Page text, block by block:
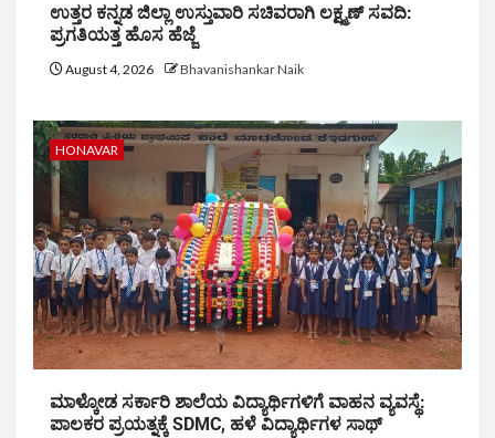
ಉತ್ತರ ಕನ್ನಡ ಜಿಲ್ಲಾ ಉಸ್ತುವಾರಿ ಸಚಿವರಾಗಿ ಲಕ್ಷ್ಮಣ್ ಸವದಿ:
ಪ್ರಗತಿಯತ್ತ ಹೊಸ ಹೆಜ್ಜೆ
August 4, 2026 Bhavanishankar Naik
HONAVAR
ಮಾಳ್ಕೋಡ ಸರ್ಕಾರಿ ಶಾಲೆಯ ವಿದ್ಯಾರ್ಥಿಗಳಿಗೆ ವಾಹನ ವ್ಯವಸ್ಥೆ:
ಪಾಲಕರ ಪ್ರಯತ್ನಕ್ಕೆ SDMC, ಹಳೆ ವಿದ್ಯಾರ್ಥಿಗಳ ಸಾಥ್